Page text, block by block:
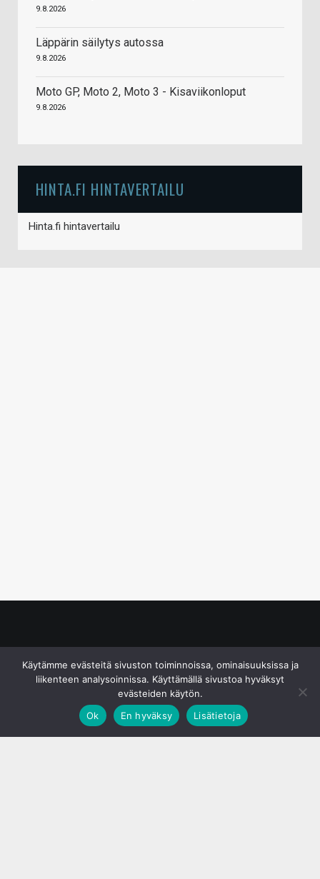
9.8.2026
Läppärin säilytys autossa
9.8.2026
Moto GP, Moto 2, Moto 3 - Kisaviikonloput
9.8.2026
HINTA.FI HINTAVERTAILU
Hinta.fi hintavertailu
Käytämme evästeitä sivuston toiminnoissa, ominaisuuksissa ja
liikenteen analysoinnissa. Käyttämällä sivustoa hyväksyt
evästeiden käytön.
Ok
En hyväksy Lisätietoja